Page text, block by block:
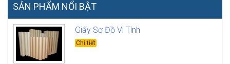
SẢN PHẨM NỔI BẬT
Giấy Sơ Đồ Vi Tính